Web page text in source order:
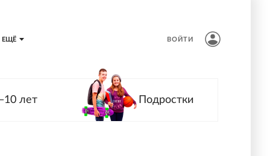
ЕЩЁ ВОЙТИ
лет Подростки